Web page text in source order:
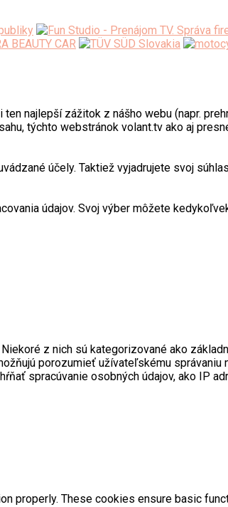
najlepší zážitok z nášho webu (napr.
týchto webstránok volant.tv ako aj
účely. Taktiež vyjadrujete svoj
údajov. Svoj výber môžete
z nich sú kategorizované ako
porozumieť užívateľskému
spracúvanie osobných údajov, ako IP
properly. These cookies ensure basic